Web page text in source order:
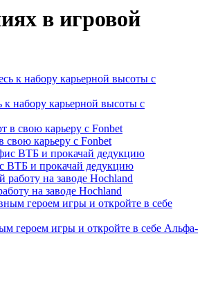
в игровой
к набору карьерной высоты с
свою карьеру с Fonbet
ВТБ и прокачай дедукцию
на заводе Hochland
героем игры и откройте в себе Альфа-